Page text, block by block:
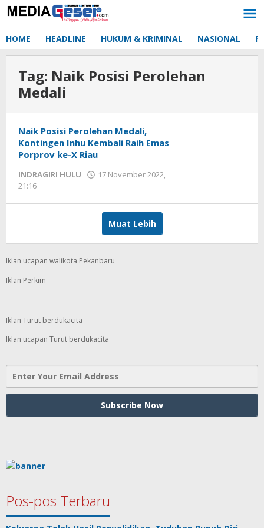
Lewati
ke
HOME HEADLINE HUKUM & KRIMINAL NASIONAL
Tag: Naik Posisi Perolehan
Medali
Naik Posisi Perolehan Medali,
Kontingen Inhu Kembali Raih Emas
Porprov ke-X Riau
INDRAGIRI HULU
17 November 2022,
21:16
Muat Lebih
Iklan ucapan walikota Pekanbaru
Iklan Perkim
Iklan Turut berdukacita
Iklan ucapan Turut berdukacita
Pos-pos Terbaru